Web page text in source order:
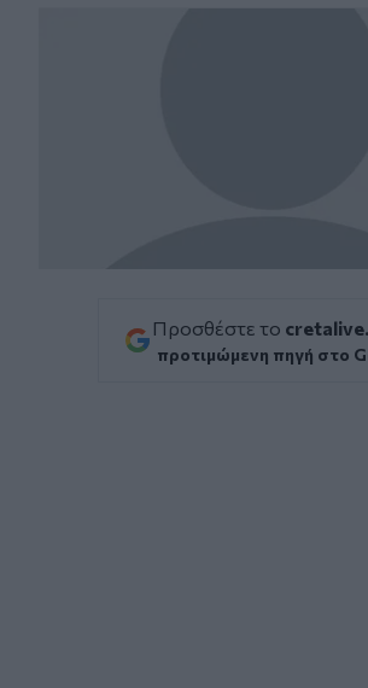
Προσθέστε το
προτιμώμενη πηγή στο